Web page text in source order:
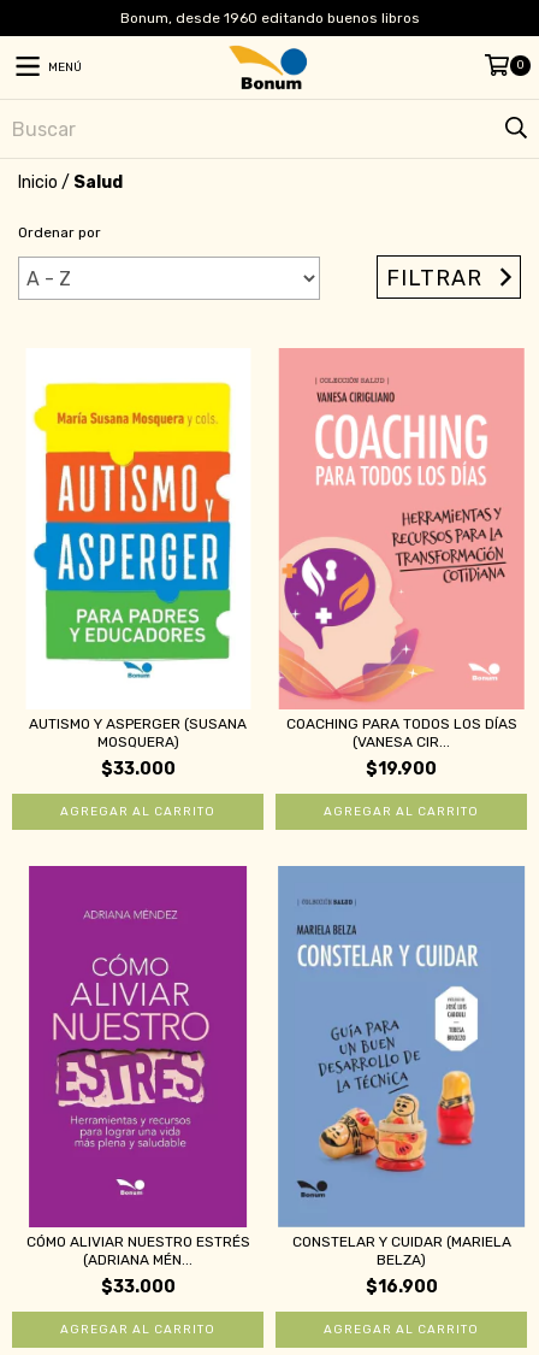
Bonum, desde 1960 editando buenos libros
MENÚ 0
Inicio / Salud
Ordenar por
FILTRAR
AUTISMO Y ASPERGER (SUSANA
MOSQUERA)
$33.000
COACHING PARA TODOS LOS DÍAS
(VANESA CIR...
$19.900
CÓMO ALIVIAR NUESTRO ESTRÉS
(ADRIANA MÉN...
$33.000
CONSTELAR Y CUIDAR (MARIELA
BELZA)
$16.900